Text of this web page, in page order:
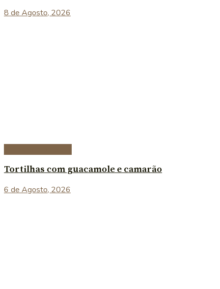
8 de Agosto, 2026
Tortilhas com guacamole e camarão
6 de Agosto, 2026